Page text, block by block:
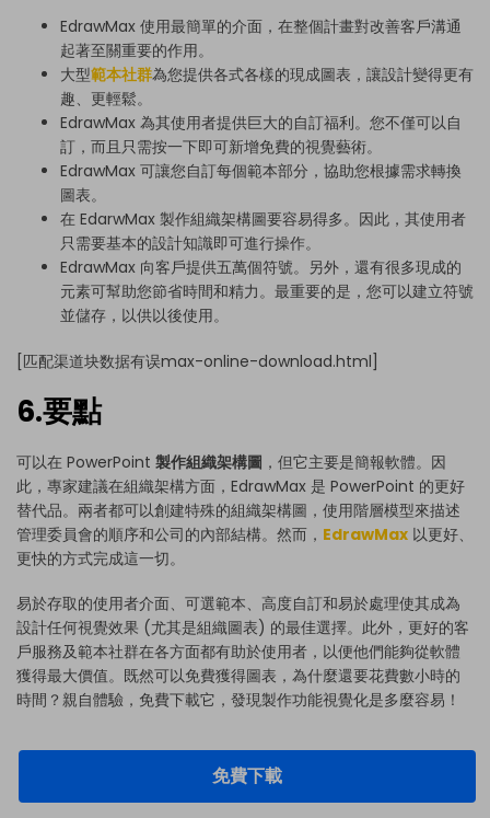
EdrawMax 使用最簡單的介面，在整個計畫對改善客戶溝通
起著至關重要的作用。
大型範本社群為您提供各式各樣的現成圖表，讓設計變得更有
趣、更輕鬆。
EdrawMax 為其使用者提供巨大的自訂福利。您不僅可以自
訂，而且只需按一下即可新增免費的視覺藝術。
EdrawMax 可讓您自訂每個範本部分，協助您根據需求轉換
圖表。
在 EdarwMax 製作組織架構圖要容易得多。因此，其使用者
只需要基本的設計知識即可進行操作。
EdrawMax 向客戶提供五萬個符號。另外，還有很多現成的
元素可幫助您節省時間和精力。最重要的是，您可以建立符號
並儲存，以供以後使用。
[匹配渠道块数据有误max-online-download.html]
6.要點
可以在 PowerPoint 製作組織架構圖 ，但它主要是簡報軟體。因
此，專家建議在組織架構方面，EdrawMax 是 PowerPoint 的更好
替代品。兩者都可以創建特殊的組織架構圖，使用階層模型來描述
管理委員會的順序和公司的內部結構。然而， EdrawMax 以更好、
更快的方式完成這一切。
易於存取的使用者介面、可選範本、高度自訂和易於處理使其成為
設計任何視覺效果 (尤其是組織圖表) 的最佳選擇。此外，更好的客
戶服務及範本社群在各方面都有助於使用者，以便他們能夠從軟體
獲得最大價值。既然可以免費獲得圖表，為什麼還要花費數小時的
時間？親自體驗，免費下載它，發現製作功能視覺化是多麼容易！
免費下載